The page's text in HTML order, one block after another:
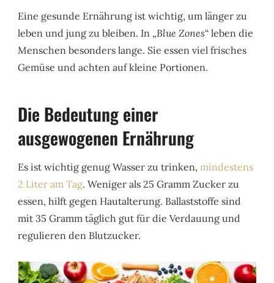
Eine gesunde Ernährung ist wichtig, um länger zu
leben und jung zu bleiben. In „Blue Zones“ leben die
Menschen besonders lange. Sie essen viel frisches
Gemüse und achten auf kleine Portionen.
Die Bedeutung einer
ausgewogenen Ernährung
Es ist wichtig genug Wasser zu trinken,mindestens
2 Liter am Tag. Weniger als 25 Gramm Zucker zu
essen, hilft gegen Hautalterung. Ballaststoffe sind
mit 35 Gramm täglich gut für die Verdauung und
regulieren den Blutzucker.